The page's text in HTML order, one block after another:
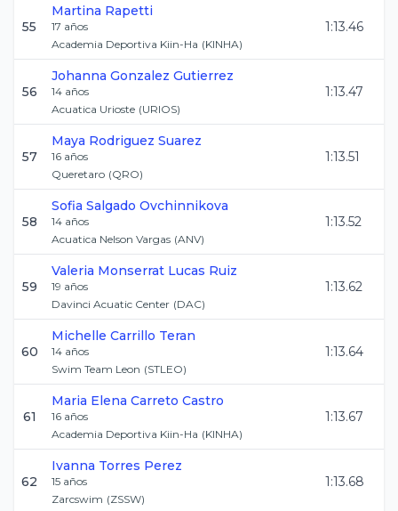
55
Martina Rapetti
17 años
Academia Deportiva Kiin-Ha (KINHA)
1:13.46
56
Johanna Gonzalez Gutierrez
14 años
Acuatica Urioste (URIOS)
1:13.47
57
Maya Rodriguez Suarez
16 años
Queretaro (QRO)
1:13.51
58
Sofia Salgado Ovchinnikova
14 años
Acuatica Nelson Vargas (ANV)
1:13.52
59
Valeria Monserrat Lucas Ruiz
19 años
Davinci Acuatic Center (DAC)
1:13.62
60
Michelle Carrillo Teran
14 años
Swim Team Leon (STLEO)
1:13.64
61
Maria Elena Carreto Castro
16 años
Academia Deportiva Kiin-Ha (KINHA)
1:13.67
62
Ivanna Torres Perez
15 años
Zarcswim (ZSSW)
1:13.68